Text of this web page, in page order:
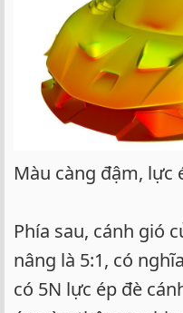
Màu càng đậm, lực
Phía sau, cánh gió
nâng là 5:1, có
có 5N lực ép đè